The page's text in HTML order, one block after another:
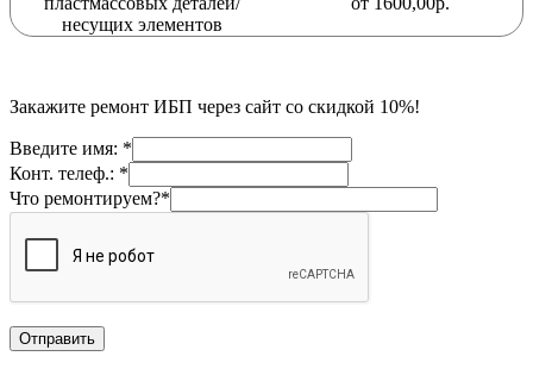
несущих элементов
Закажите ремонт ИБП через сайт со скидкой 10%!
Введите имя: *
Конт. телеф.: *
Что ремонтируем?*